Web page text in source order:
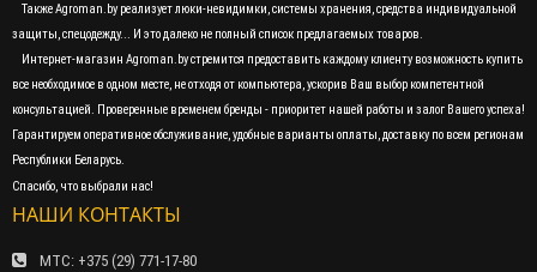
Также Agroman.by реализует люки-невидимки, системы хранения, средства индивидуальной
защиты, спецодежду... И это далеко не полный список предлагаемых товаров.
Интернет-магазин Agroman.by стремится предоставить каждому клиенту возможность купить
все необходимое в одном месте, не отходя от компьютера, ускорив Ваш выбор компетентной
консультацией. Проверенные временем бренды - приоритет нашей работы и залог Вашего успеха!
Гарантируем оперативное обслуживание, удобные варианты оплаты, доставку по всем регионам
Республики Беларусь.
Спасибо, что выбрали нас!
НАШИ КОНТАКТЫ
МТС: +375 (29) 771-17-80